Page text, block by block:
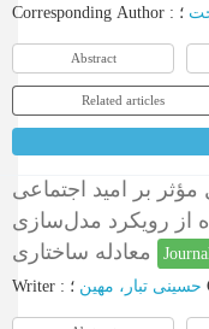
Corresponding Author :
Abstract
Related articles
بر امید اجتماعی
از رویکرد مدل‌سازی
Writer : حسینی تبار، مهین